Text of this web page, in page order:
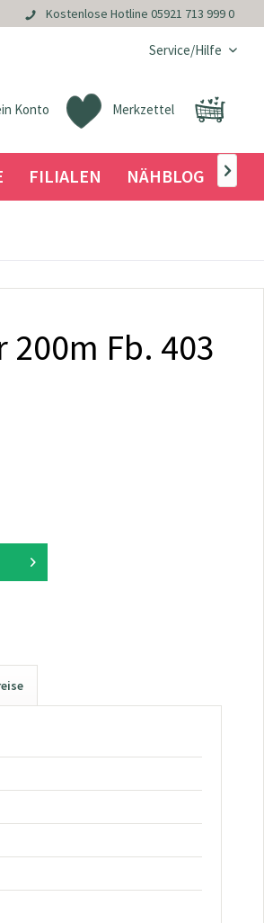
Kostenlose Hotline 05921 713 999 0
Service/Hilfe
Merkzettel
Konto
FILIALEN NÄHBLOG 
Fb. 403